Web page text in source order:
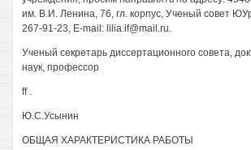
им. В.И. Ленина, 76, гл. корпус, Ученый совет
267-91-23, E-mail: lilia.if@mail.ru.
Ученый секретарь диссертационного совета,
наук, профессор
ff .
Ю.С.Усынин
ОБЩАЯ ХАРАКТЕРИСТИКА РАБОТЫ